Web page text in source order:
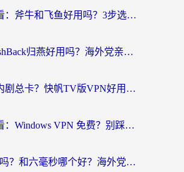
海外党必看：斧牛和飞鱼好用吗？3步选对回国加速器，无缝刷剧玩国服
穿梭和FlashBack归燕好用吗？海外党亲测3款热门回国加速器，教你选对不踩坑
海外看国内剧总卡？快帆TV版VPN好用吗？和快滚VPN对比哪个回国效果更好？
海外党必看：Windows VPN 免费？别踩坑！教你选对好用的国内加速器无缝回国
Malus好用吗？和六毫秒哪个好？海外党选回国加速器的避坑指南